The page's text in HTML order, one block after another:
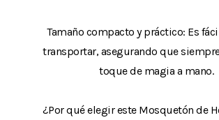
Tamaño compacto y práctico: Es
transportar, asegurando que
toque de magia a mano.
¿Por qué elegir este Mosquetón de